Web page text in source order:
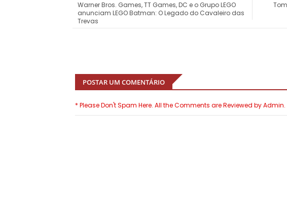
Warner Bros. Games, TT Games, DC e o Grupo LEGO
anunciam LEGO Batman: O Legado do Cavaleiro das
Trevas
POSTAR UM COMENTÁRIO
* Please Don't Spam Here. All the Comments are Reviewed by Admin.